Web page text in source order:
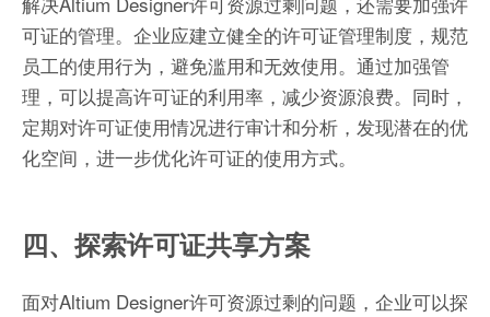
可证的管理。企业应建立健全的许可证管理制度，规范
员工的使用行为，避免滥用和无效使用。通过加强管
理，可以提高许可证的利用率，减少资源浪费。同时，
定期对许可证使用情况进行审计和分析，发现潜在的优
化空间，进一步优化许可证的使用方式。
四、探索许可证共享方案
面对Altium Designer许可资源过剩的问题，企业可以探